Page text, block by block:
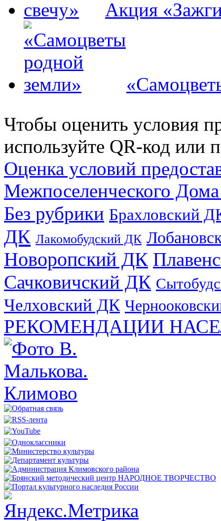
Акция
Чтобы оценить условия
используйте QR-код или
Оценка условий
Межпоселенческого
Без рубрики Брахловский
ДК Лакомобудский ДК
Новоропский ДК
Сачковичский ДК
Челховский ДК
РЕКОМЕНДАЦИИ